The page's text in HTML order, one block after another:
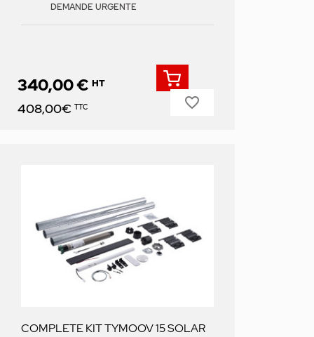
DEMANDE URGENTE
Prix
340,00 € HT
408,00€ TTC favorite_border
COMPLETE KIT TYMOOV 15 SOLAR